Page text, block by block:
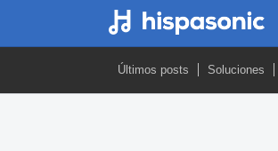
Últimos posts Soluciones